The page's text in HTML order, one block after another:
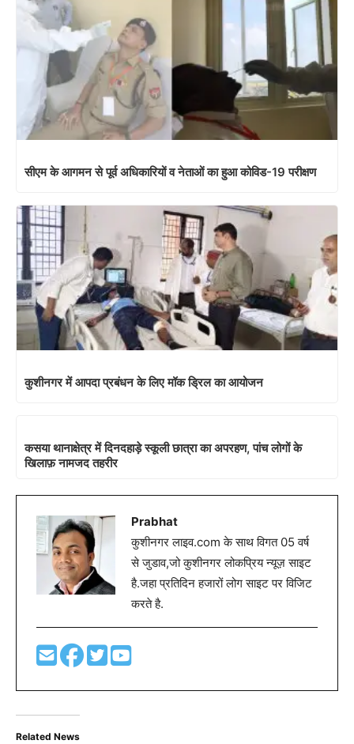
सीएम के आगमन से पूर्व अधिकारियों व नेताओं का हुआ कोविड-19 परीक्षण
कुशीनगर में आपदा प्रबंधन के लिए मॉक ड्रिल का आयोजन
कसया थानाक्षेत्र में दिनदहाड़े स्कूली छात्रा का अपरहण, पांच लोगों के
खिलाफ़ नामजद तहरीर
Prabhat
कुशीनगर लाइव.com के साथ विगत 05 वर्ष
से जुडाव,जो कुशीनगर लोकप्रिय न्यूज़ साइट
है.जहा प्रतिदिन हजारों लोग साइट पर विजिट
करते है.
Related News